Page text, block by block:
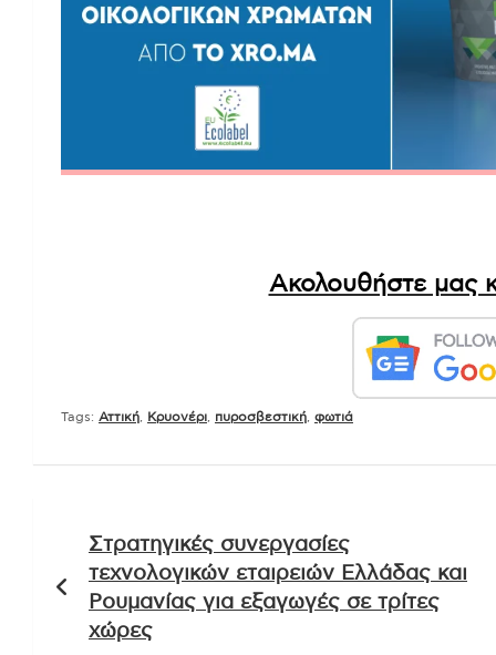
Ακολουθήστε μας
Tags: Αττική Κρυονέρι πυροσβεστική φωτιά
άρθρων
Στρατηγικές συνεργασίες
τεχνολογικών εταιρειών Ελλάδας και
Ρουμανίας για εξαγωγές σε τρίτες
χώρες